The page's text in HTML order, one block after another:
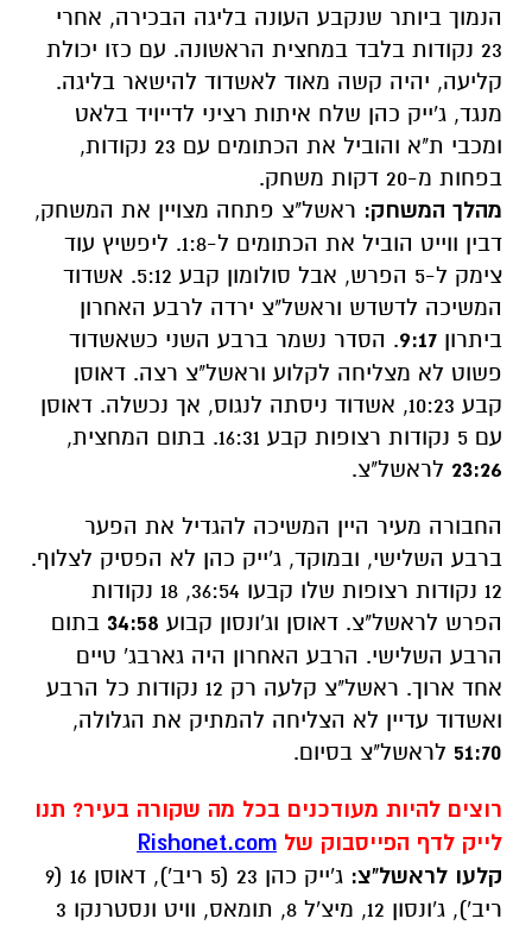
הנמוך ביותר שנקבע העונה בליגה הבכירה, אחרי
23 נקודות בלבד במחצית הראשונה. עם כזו יכולת
קליעה, יהיה קשה מאוד לאשדוד להישאר בליגה.
מנגד, ג'ייק כהן שלח איתות רציני לדייויד בלאט
ומכבי ת"א והוביל את הכתומים עם 23 נקודות,
בפחות מ-20 דקות משחק.
מהלך המשחק: ראשל"צ פתחה מצויין את המשחק,
דבין ווייט הוביל את הכתומים ל-1:8. ליפשיץ עוד
צימק ל-5 הפרש, אבל סולומון קבע 5:12. אשדוד
המשיכה לדשדש וראשל"צ ירדה לרבע האחרון
ביתרון 9:17. הסדר נשמר ברבע השני כשאשדוד
פשוט לא מצליחה לקלוע וראשל"צ רצה. דאוסן
קבע 10:23, אשדוד ניסתה לנגוס, אך נכשלה. דאוסן
עם 5 נקודות רצופות קבע 16:31. בתום המחצית,
23:26 לראשל"צ.
החבורה מעיר היין המשיכה להגדיל את הפער
ברבע השלישי, ובמוקד, ג'ייק כהן לא הפסיק לצלוף.
12 נקודות רצופות שלו קבעו 36:54, 18 נקודות
הפרש לראשל"צ. דאוסן וג'ונסון קבוע 34:58 בתום
הרבע השלישי. הרבע האחרון היה גארבג' טיים
אחד ארוך. ראשל"צ קלעה רק 12 נקודות כל הרבע
ואשדוד עדיין לא הצליחה להמתיק את הגלולה,
51:70 לראשל"צ בסיום.
רוצים להיות מעודכנים בכל מה שקורה בעיר? תנו
לייק לדף הפייסבוק של Rishonet.com
קלעו לראשל"צ:
ג'ייק כהן 23 (5 ריב'), דאוסן 16 (9
ריב'), ג'ונסון 12, מיצ'ל 8, תומאס, וויט ונסטרנקו 3